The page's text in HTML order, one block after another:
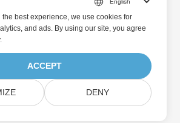
the best experience, we use cookies for
and ads. By using our site, you agree
.
ACCEPT
DENY